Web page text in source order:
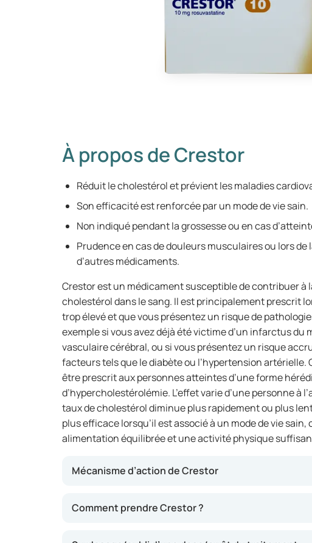
À propos de Crestor
Réduit le cholestérol et prévient les maladies
Son efficacité est renforcée par un mode de vie sain.
Non indiqué pendant la grossesse ou en cas
Prudence en cas de douleurs musculaires ou lors
d’autres médicaments.
Crestor est un médicament susceptible de contribuer à
cholestérol dans le sang. Il est principalement prescrit
trop élevé et que vous présentez un risque de
exemple si vous avez déjà été victime d’un infarctus du
vasculaire cérébral, ou si vous présentez un risque
facteurs tels que le diabète ou l’hypertension artérielle.
être prescrit aux personnes atteintes d’une forme
d’hypercholestérolémie. L’effet varie d’une personne à
taux de cholestérol diminue plus rapidement ou plus
plus efficace lorsqu’il est associé à un mode de vie
alimentation équilibrée et une activité physique
Mécanisme d’action de Crestor
l’organisme à produire moins de cholestérol, ce qui
Comment prendre Crestor ?